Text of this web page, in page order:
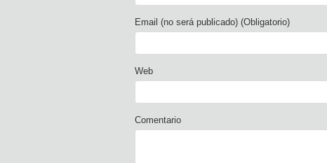
Email (no será publicado) (Obligatorio)
Web
Comentario